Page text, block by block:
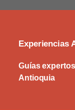
Experiencias
Guías
Antioquia